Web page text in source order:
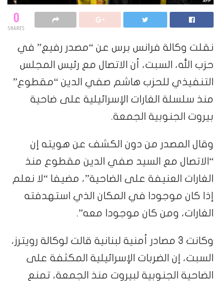
0
SHARES
نقلت وكالة فرانس برس عن “مصدر رفيع” في
حزب الله، السبت، أن الاتصال مع رئيس المجلس
التنفيذي للحزب هاشم صفي الدين “مقطوع”
منذ سلسلة الغارات الإسرائيلية على ضاحية
بيروت الجنوبية الجمعة.
وقال المصدر من دون الكشف عن هويته إن
“الاتصال مع السيد صفي الدين مقطوع منذ
الغارات العنيفة على الضاحية”، مضيفا “لا نعلم
إذا كان موجودا في المكان الذي استهدفته
الغارات، ومن كان موجودا معه”.
وكانت 3 مصادر أمنية لبنانية قالت لوكالة رويترز،
السبت، إن الضربات الإسرائيلية المكثفة على
الضاحية الجنوبية لبيروت منذ الجمعة، تمنع